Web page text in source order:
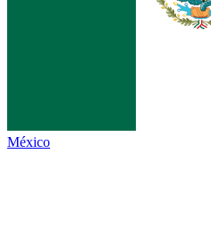
México